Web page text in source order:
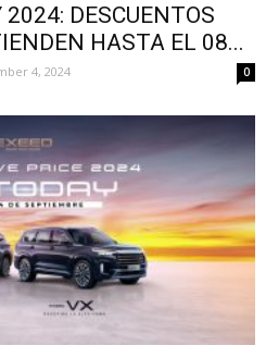
2024: DESCUENTOS
HASTA EL 08...
4, 2024 0